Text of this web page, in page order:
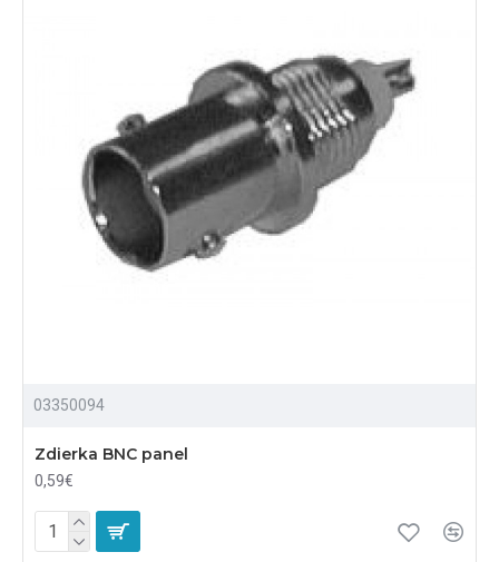
03350094
Zdierka BNC panel
0,59€